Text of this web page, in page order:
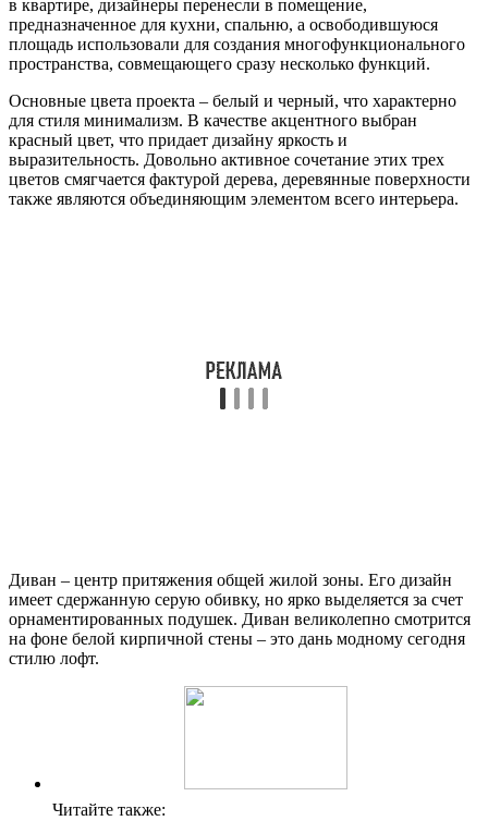
в квартире, дизайнеры перенесли в помещение,
предназначенное для кухни, спальню, а освободившуюся
площадь использовали для создания многофункционального
пространства, совмещающего сразу несколько функций.
Основные цвета проекта – белый и черный, что характерно
для стиля минимализм. В качестве акцентного выбран
красный цвет, что придает дизайну яркость и
выразительность. Довольно активное сочетание этих трех
цветов смягчается фактурой дерева, деревянные поверхности
также являются объединяющим элементом всего интерьера.
Диван – центр притяжения общей жилой зоны. Его дизайн
имеет сдержанную серую обивку, но ярко выделяется за счет
орнаментированных подушек. Диван великолепно смотрится
на фоне белой кирпичной стены – это дань модному сегодня
стилю лофт.
Читайте также: